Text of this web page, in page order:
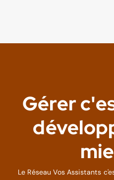
Gérer
Le Réseau Vos Assistants